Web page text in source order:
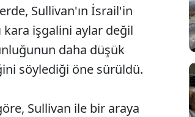
Sullivan'ın İsrail'in
kara işgalini aylar değil
daha düşük
söylediği öne sürüldü.
Sullivan ile bir araya